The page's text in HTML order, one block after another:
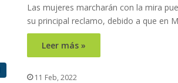
Las mujeres marcharán con la mira
su principal reclamo, debido a que en
Leer más »
11 Feb, 2022